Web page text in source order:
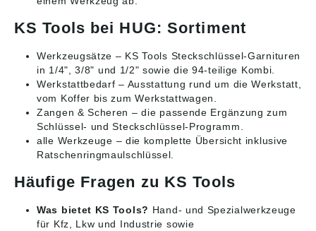
KS Tools bei HUG: Sortiment
Werkzeugsätze – KS Tools Steckschlüssel-Garnituren
in 1/4", 3/8" und 1/2" sowie die 94-teilige Kombi.
Werkstattbedarf – Ausstattung rund um die Werkstatt,
vom Koffer bis zum Werkstattwagen.
Zangen & Scheren – die passende Ergänzung zum
Schlüssel- und Steckschlüssel-Programm.
alle Werkzeuge – die komplette Übersicht inklusive
Ratschenringmaulschlüssel.
Häufige Fragen zu KS Tools
Was bietet KS Tools? Hand- und Spezialwerkzeuge
für Kfz, Lkw und Industrie sowie